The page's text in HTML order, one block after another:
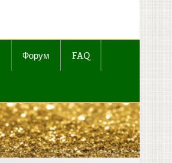
Форум FAQ